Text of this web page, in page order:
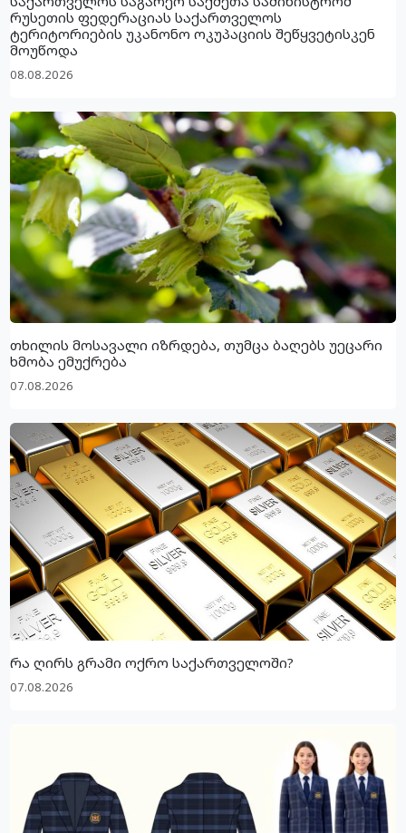
რუსეთის ფედერაციას საქართველოს
ტერიტორიების უკანონო ოკუპაციის შეწყვეტისკენ
მოუწოდა
08.08.2026
თხილის მოსავალი იზრდება, თუმცა ბაღებს უეცარი
ხმობა ემუქრება
07.08.2026
რა ღირს გრამი ოქრო საქართველოში?
07.08.2026